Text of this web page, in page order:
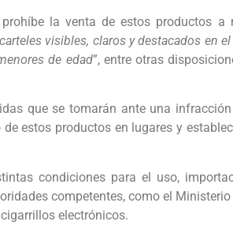
la venta de estos productos a
visibles, claros y destacados en
de edad”, entre otras
que se tomarán ante una
estos productos en lugares y
condiciones para el uso,
competentes, como el
electrónicos.